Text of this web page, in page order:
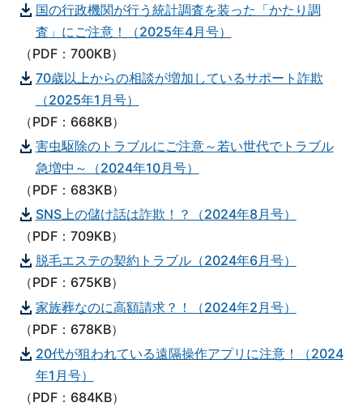
国の行政機関が行う統計調査を装った「かたり調
査」にご注意！（2025年4月号）
（PDF：700KB）
70歳以上からの相談が増加しているサポート詐欺
（2025年1月号）
（PDF：668KB）
害虫駆除のトラブルにご注意～若い世代でトラブル
急増中～（2024年10月号）
（PDF：683KB）
SNS上の儲け話は詐欺！？（2024年8月号）
（PDF：709KB）
脱毛エステの契約トラブル（2024年6月号）
（PDF：675KB）
家族葬なのに高額請求？！（2024年2月号）
（PDF：678KB）
20代が狙われている遠隔操作アプリに注意！（2024
年1月号）
（PDF：684KB）